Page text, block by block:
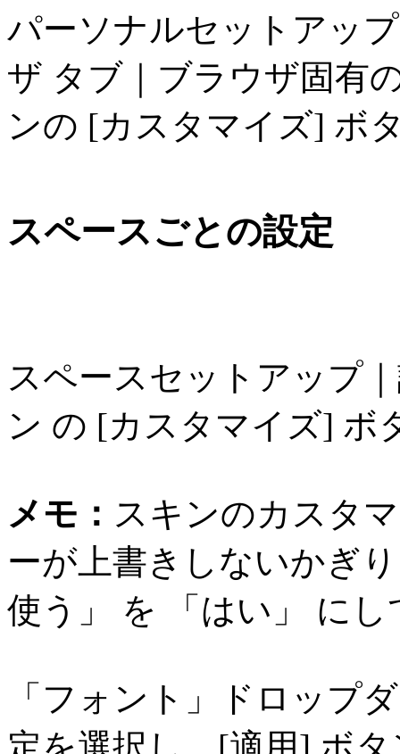
パーソナルセットアッ
ザ タブ｜ブラウザ固有
ンの [カスタマイズ] ボ
スペースごとの設定
スペースセットアップ
ン の [カスタマイズ] ボ
メモ： スキンのカスタ
ーが上書きしないかぎ
使う」 を 「はい」 にし
「フォント」ドロップ
定を選択し、[適用] ボ